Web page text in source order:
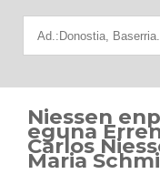
Niessen
eguna
Carlos
Maria